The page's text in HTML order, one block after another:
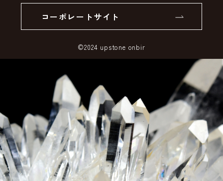
SSLサーバー証明書とは
コーポレートサイト
©2024 upstone onbir